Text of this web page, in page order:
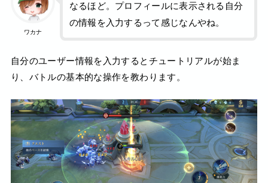
ワカナ
なるほど。プロフィールに表示される自分
の情報を入力するって感じなんやね。
自分のユーザー情報を入力するとチュートリアルが始ま
り、バトルの基本的な操作を教わります。